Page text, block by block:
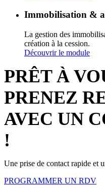
Immobilisation &
La gestion des
création à la cession.
Découvrir le module
PRÊT À
PRENEZ
AVEC UN
!
Une prise de contact rapide et
PROGRAMMER UN RDV